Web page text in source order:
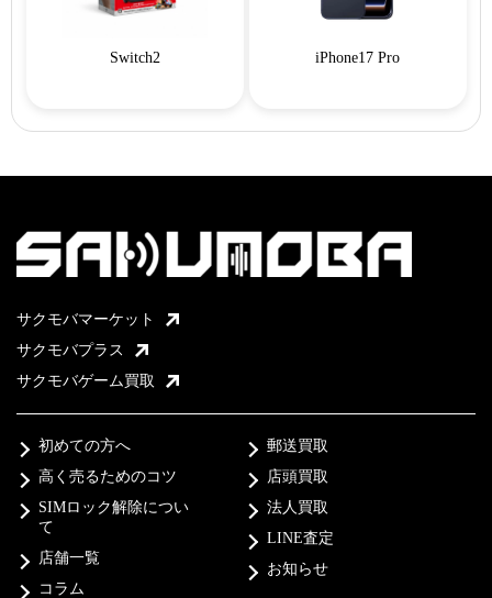
Switch2 iPhone17 Pro
サクモバマーケット
サクモバプラス
サクモバゲーム買取
初めての方へ
高く売るためのコツ
SIMロック解除につい
て
店舗一覧
コラム
郵送買取
店頭買取
法人買取
LINE査定
お知らせ